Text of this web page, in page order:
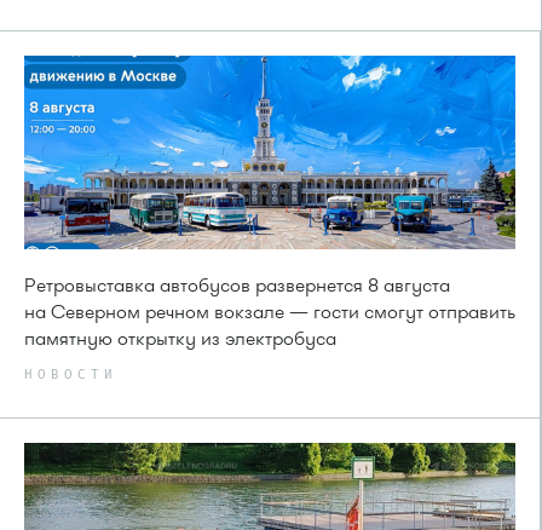
Ретровыставка автобусов развернется 8 августа
на Северном речном вокзале — гости смогут отправить
памятную открытку из электробуса
НОВОСТИ